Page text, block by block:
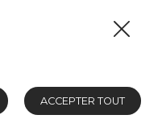
ACCEPTER TOUT